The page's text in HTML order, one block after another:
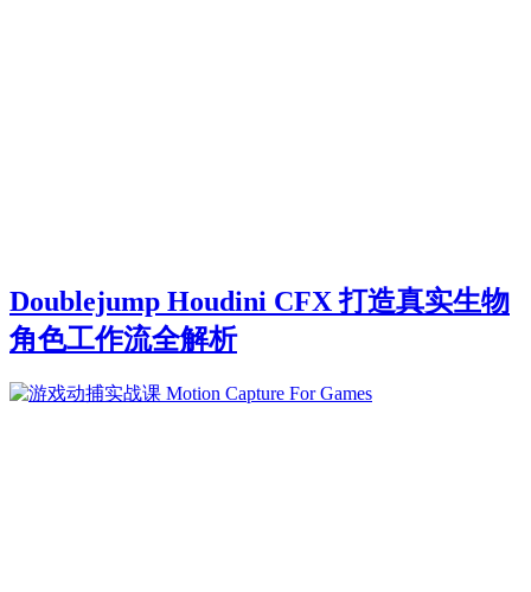
Doublejump Houdini CFX 打造真实生物
角色工作流全解析